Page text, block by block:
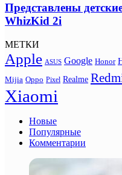
Представлены
WhizKid 2i
МЕТКИ
Apple ASUS Google Honor
Mijia Oppo Pixel Realme
Xiaomi
Новые
Популярные
Комментарии